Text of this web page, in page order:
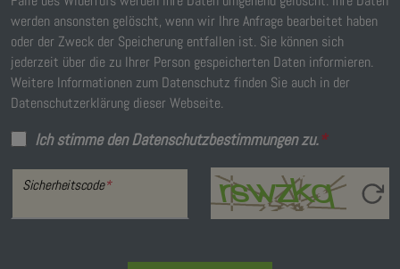
werden ansonsten gelöscht, wenn wir Ihre Anfrage bearbeitet haben
oder der Zweck der Speicherung entfallen ist. Sie können sich
jederzeit über die zu Ihrer Person gespeicherten Daten informieren.
Weitere Informationen zum Datenschutz finden Sie auch in der
Datenschutzerklärung dieser Webseite.
Ich stimme den Datenschutzbestimmungen zu.*
Sicherheitscode*